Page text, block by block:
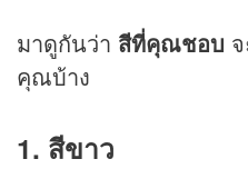
มาดูกันว่า สีที่คุณชอบ
คุณบ้าง
1. สีขาว